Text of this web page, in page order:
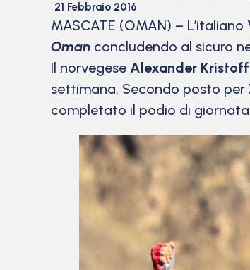
21 Febbraio 2016
MASCATE (OMAN) – L’italiano
Oman concludendo al sicuro
Il norvegese Alexander Kristoff
settimana. Secondo posto per
completato il podio di